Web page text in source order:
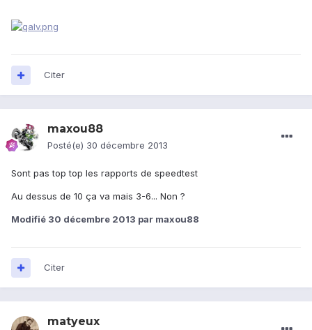
Citer
maxou88
Posté(e) 30 décembre 2013
Sont pas top top les rapports de speedtest
Au dessus de 10 ça va mais 3-6... Non ?
Modifié 30 décembre 2013 par maxou88
Citer
matyeux